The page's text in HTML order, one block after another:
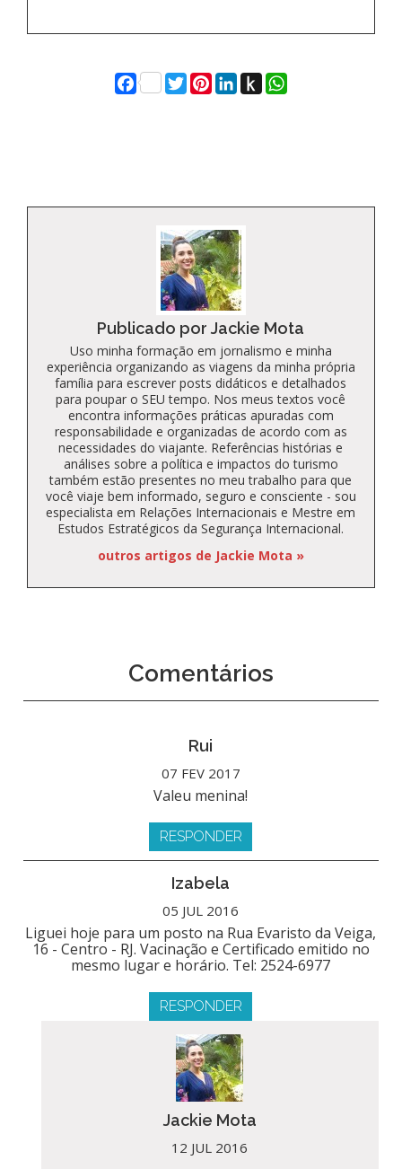
Facebook
Twitter
Pinterest
LinkedIn
Push
to
WhatsApp
Publicado por Jackie Mota
Uso minha formação em jornalismo e minha
experiência organizando as viagens da minha própria
família para escrever posts didáticos e detalhados
para poupar o SEU tempo. Nos meus textos você
encontra informações práticas apuradas com
responsabilidade e organizadas de acordo com as
necessidades do viajante. Referências histórias e
análises sobre a política e impactos do turismo
também estão presentes no meu trabalho para que
você viaje bem informado, seguro e consciente - sou
especialista em Relações Internacionais e Mestre em
Estudos Estratégicos da Segurança Internacional.
outros artigos de Jackie Mota »
Comentários
Rui
07 FEV 2017
Valeu menina!
RESPONDER
Izabela
05 JUL 2016
Liguei hoje para um posto na Rua Evaristo da Veiga,
16 - Centro - RJ. Vacinação e Certificado emitido no
mesmo lugar e horário. Tel: 2524-6977
RESPONDER
Jackie Mota
12 JUL 2016